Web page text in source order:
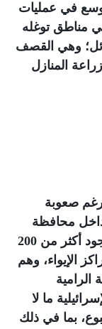
في عمليات
مناطق توغله
وهي القصف
المنازل
صعوبة
محافظة
شمال غزة، إلاّ أن التقديرات تشير إلى وجود أكثر من 200
الإيواء، وهم
الرامية
ما لا
بما في ذلك